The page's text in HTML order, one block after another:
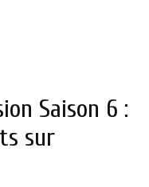
Saison 6 :
sur